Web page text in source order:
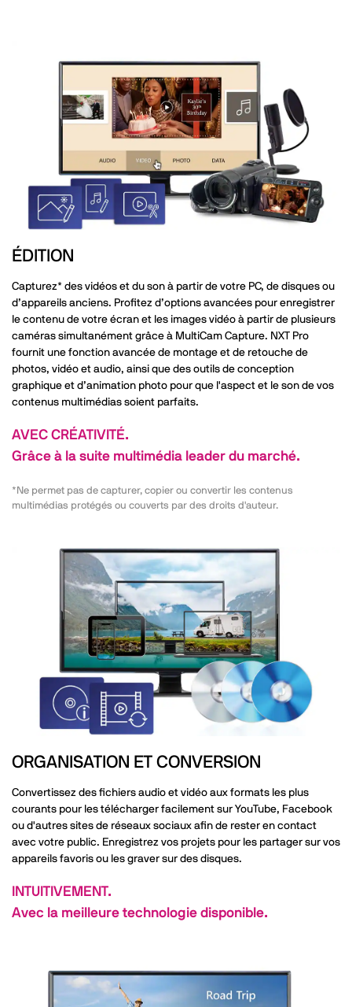
ÉDITION
Capturez* des vidéos et du son à partir de votre PC, de disques ou
d’appareils anciens. Profitez d’options avancées pour enregistrer
le contenu de votre écran et les images vidéo à partir de plusieurs
caméras simultanément grâce à MultiCam Capture. NXT Pro
fournit une fonction avancée de montage et de retouche de
photos, vidéo et audio, ainsi que des outils de conception
graphique et d’animation photo pour que l'aspect et le son de vos
contenus multimédias soient parfaits.
AVEC CRÉATIVITÉ.
Grâce à la suite multimédia leader du marché.
*Ne permet pas de capturer, copier ou convertir les contenus
multimédias protégés ou couverts par des droits d'auteur.
ORGANISATION ET CONVERSION
Convertissez des fichiers audio et vidéo aux formats les plus
courants pour les télécharger facilement sur YouTube, Facebook
ou d'autres sites de réseaux sociaux afin de rester en contact
avec votre public. Enregistrez vos projets pour les partager sur vos
appareils favoris ou les graver sur des disques.
INTUITIVEMENT.
Avec la meilleure technologie disponible.